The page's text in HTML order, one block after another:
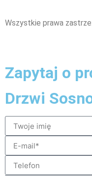
Wszystkie prawa
Zapytaj o
Drzwi